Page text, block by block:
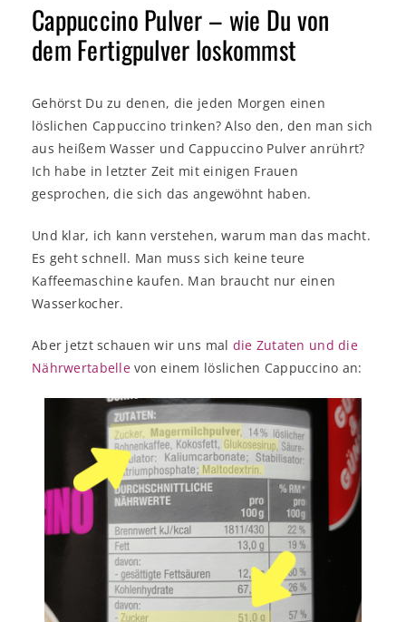
Cappuccino Pulver – wie Du von
dem Fertigpulver loskommst
Gehörst Du zu denen, die jeden Morgen einen
löslichen Cappuccino trinken? Also den, den man sich
aus heißem Wasser und Cappuccino Pulver anrührt?
Ich habe in letzter Zeit mit einigen Frauen
gesprochen, die sich das angewöhnt haben.
Und klar, ich kann verstehen, warum man das macht.
Es geht schnell. Man muss sich keine teure
Kaffeemaschine kaufen. Man braucht nur einen
Wasserkocher.
Aber jetzt schauen wir uns mal die Zutaten und die
Nährwertabellevon einem löslichen Cappuccino an: